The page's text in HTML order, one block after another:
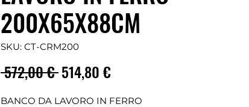
200X65X88CM
SKU: CT-CRM200
572,00 € Prezzo
514,80 €
BANCO DA LAVORO IN FERRO